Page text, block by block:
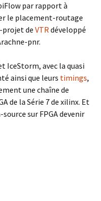
par rapport à
le placement-routage
projet de VTRdéveloppé
pnr.
IceStorm, avec la quasi
ainsi que leurs timings,
une chaîne de
de la Série 7 de xilinx. Et
sur FPGA devenir